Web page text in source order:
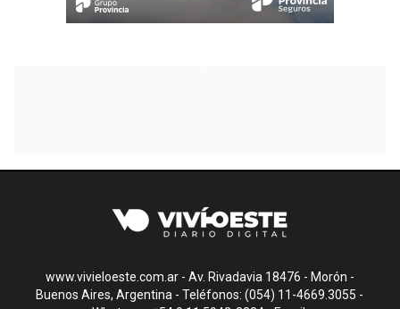
www.vivieloeste.com.ar - Av. Rivadavia 18476 - Morón -
Buenos Aires, Argentina - Teléfonos: (054) 11-4669.3055 -